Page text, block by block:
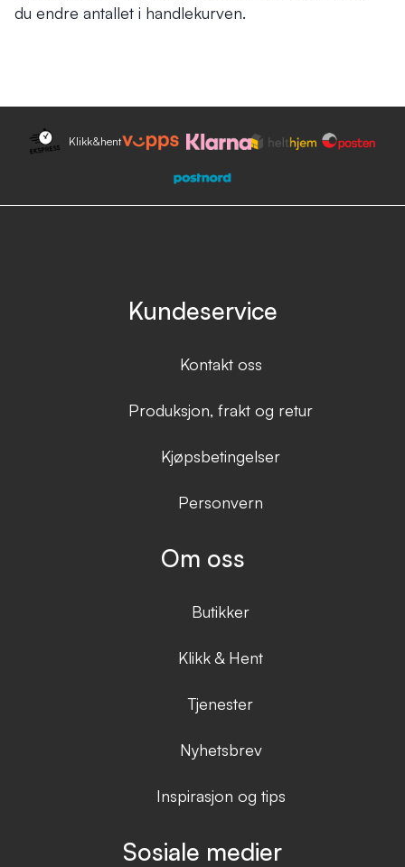
du endre antallet i handlekurven.
Klikk&hent
Kundeservice
Kontakt oss
Produksjon, frakt og retur
Kjøpsbetingelser
Personvern
Om oss
Butikker
Klikk & Hent
Tjenester
Nyhetsbrev
Inspirasjon og tips
Sosiale medier